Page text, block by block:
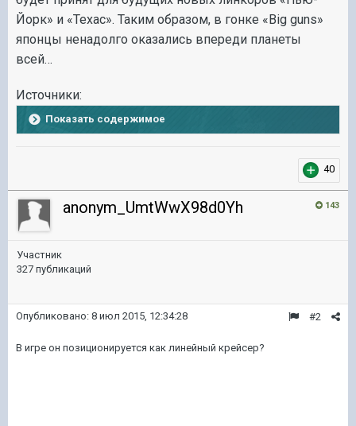
Йорк» и «Техас». Таким образом, в гонке «Big guns»
японцы ненадолго оказались впереди планеты
всей…
Источники:
Показать содержимое
40
143
anonym_UmtWwX98d0Yh
Участник
327 публикаций
#2
Опубликовано: 8 июл 2015, 12:34:28
В игре он позиционируется как линейный крейсер?